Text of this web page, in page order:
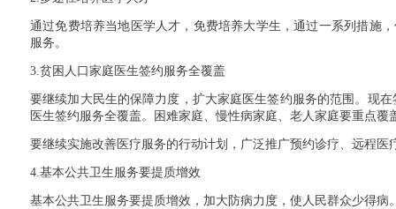
通过免费培养当地医学人才，免费培养大学生，通过一系列措施
服务。
3.贫困人口家庭医生签约服务全覆盖
要继续加大民生的保障力度，扩大家庭医生签约服务的范围。现在
医生签约服务全覆盖。困难家庭、慢性病家庭、老人家庭要重点覆
要继续实施改善医疗服务的行动计划，广泛推广预约诊疗、远程医
4.基本公共卫生服务要提质增效
基本公共卫生服务要提质增效，加大防病力度，使人民群众少得病